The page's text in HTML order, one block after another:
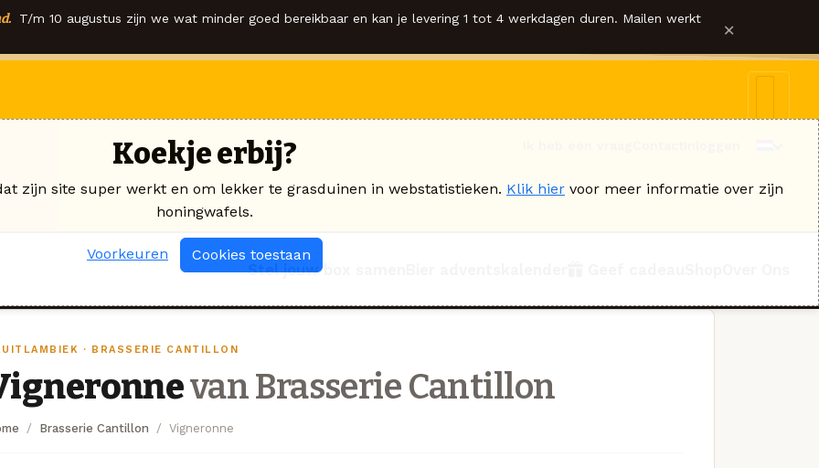
T/m 10 augustus zijn we wat minder goed bereikbaar en kan je levering 1 tot 4 werkdagen duren. Mailen werkt ×
Stel jouw box samen
· BRASSERIE CANTILLON
van Brasserie Cantillon
Brasserie Cantillon Vigneronne
Koekje erbij?
zijn site super werkt en om lekker te grasduinen in webstatistieken. Klik hier voor meer informatie over zijn
honingwafels.
Voorkeuren Cookies toestaan